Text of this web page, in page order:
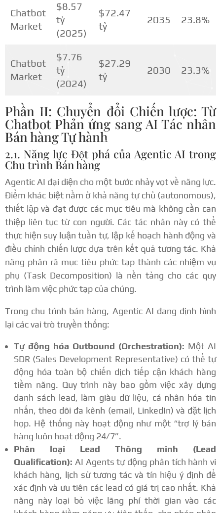
Chatbot
Market
$8.57
tỷ
(2025)
$72.47
tỷ
2035 23.8%
Chatbot
Market
$7.76
tỷ
(2024)
$27.29
tỷ
2030 23.3%
Phần II: Chuyển đổi Chiến lược: Từ
Chatbot Phản ứng sang AI Tác nhân
Bán hàng Tự hành
2.1. Năng lực Đột phá của Agentic AI trong
Chu trình Bán hàng
Agentic AI đại diện cho một bước nhảy vọt về năng lực.
Điểm khác biệt nằm ở khả năng tự chủ (autonomous),
thiết lập và đạt được các mục tiêu mà không cần can
thiệp liên tục từ con người. Các tác nhân này có thể
thực hiện suy luận tuần tự, lập kế hoạch hành động và
điều chỉnh chiến lược dựa trên kết quả tương tác. Khả
năng phân rã mục tiêu phức tạp thành các nhiệm vụ
phụ (Task Decomposition) là nền tảng cho các quy
trình làm việc phức tạp của chúng.
Trong chu trình bán hàng, Agentic AI đang định hình
lại các vai trò truyền thống:
Tự động hóa Outbound (Orchestration): Một AI
SDR (Sales Development Representative) có thể tự
động hóa toàn bộ chiến dịch tiếp cận khách hàng
tiềm năng. Quy trình này bao gồm việc xây dựng
danh sách lead, làm giàu dữ liệu, cá nhân hóa tin
nhắn, theo dõi đa kênh (email, LinkedIn) và đặt lịch
họp. Hệ thống này hoạt động như một “trợ lý bán
hàng luôn hoạt động 24/7”.
Phân loại Lead Thông minh (Lead
Qualification): AI Agents tự động phân tích hành vi
khách hàng, lịch sử tương tác và tín hiệu ý định để
xác định và ưu tiên các lead có giá trị cao nhất. Khả
năng này loại bỏ việc lãng phí thời gian vào các